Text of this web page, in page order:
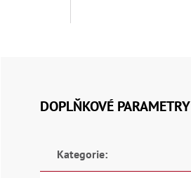
DOPLŇKOVÉ PARAMETRY
Kategorie: